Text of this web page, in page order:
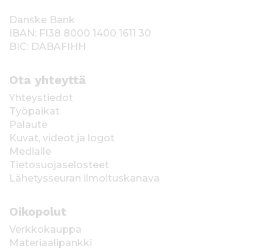
Danske Bank
IBAN: FI38 8000 1400 1611 30
BIC: DABAFIHH
Ota yhteyttä
Yhteystiedot
Työpaikat
Palaute
Kuvat, videot ja logot
Medialle
Tietosuojaselosteet
Lähetysseuran ilmoituskanava
Oikopolut
Verkkokauppa
Materiaalipankki